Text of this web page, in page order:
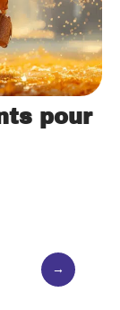
pour